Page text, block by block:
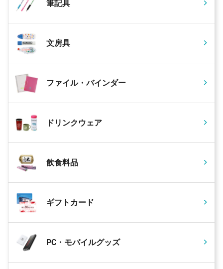
筆記具
文房具
ファイル・バインダー
ドリンクウェア
飲食料品
ギフトカード
PC・モバイルグッズ